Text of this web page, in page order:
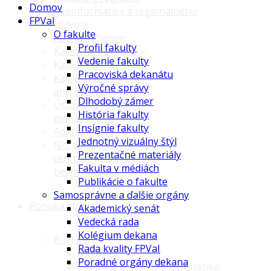
geoinformatiky a regionálneho
rozvoja
Katedra chémie
Katedra informatiky
Katedra matematiky
Katedra zoológie a
antropológie
Ústav ekonomiky a
manažmentu
Adresár osôb
Nitrianske kompetenčné
centrum kybernetickej
bezpečnosti
Ponuka štúdia
Baví ma
Biológia
Ekológia a environmentalistika
Domov
FPVaI
O fakulte
Profil fakulty
Vedenie fakulty
Pracoviská dekanátu
Výročné správy
Dlhodobý zámer
História fakulty
Insígnie fakulty
Jednotný vizuálny štýl
Prezentačné materiály
Fakulta v médiách
Publikácie o fakulte
Samosprávne a ďalšie orgány
Akademický senát
Vedecká rada
Kolégium dekana
Rada kvality FPVaI
Poradné orgány dekana